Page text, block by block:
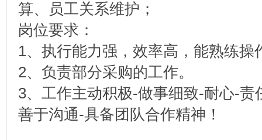
算、员工关系维护；
岗位要求：
1、执行能力强，效率高，能熟练操
2、负责部分采购的工作。
3、工作主动积极-做事细致-耐心-
善于沟通-具备团队合作精神！